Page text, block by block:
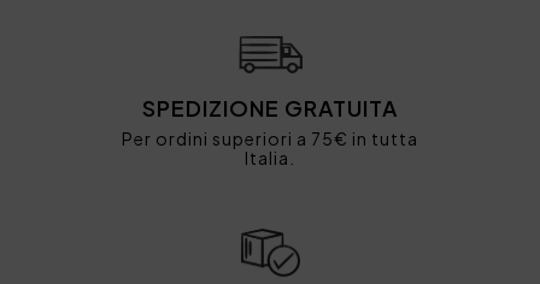
SPEDIZIONE GRATUITA
Per ordini superiori a 75€ in tutta
Italia.